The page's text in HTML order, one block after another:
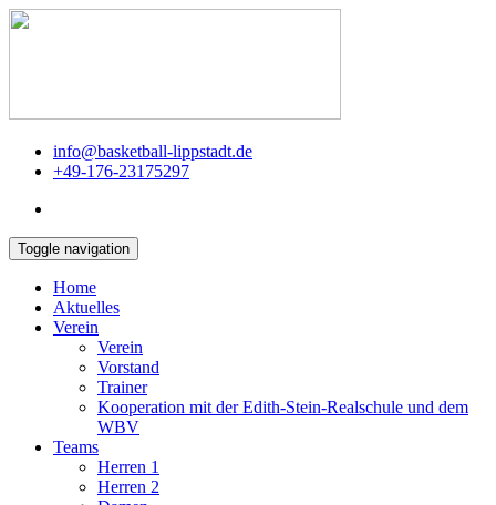
info@basketball-lippstadt.de
+49-176-23175297
Toggle navigation
Home
Aktuelles
Verein
Verein
Vorstand
Trainer
Kooperation mit der Edith-Stein-Realschule und dem
WBV
Teams
Herren 1
Herren 2